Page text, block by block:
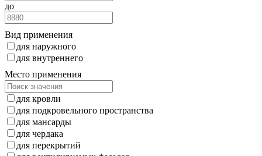
до
Вид применения
для наружного
для внутреннего
Место применения
для кровли
для подкровельного пространства
для мансарды
для чердака
для перекрытий